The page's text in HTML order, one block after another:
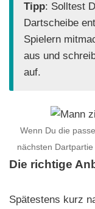
Tipp: Solltest
Dartscheibe
Spielern
aus und
auf.
Wenn Du die
nächsten
Die richtige
Spätestens kurz